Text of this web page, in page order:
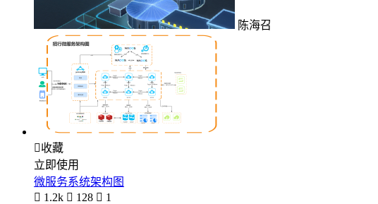
陈海召
收藏
立即使用
微服务系统架构图
 1.2k  128  1